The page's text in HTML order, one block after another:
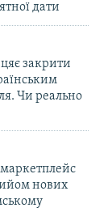
дати
закрити
Чи реально
нових